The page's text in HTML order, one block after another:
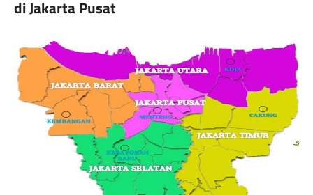
di Jakarta Pusat